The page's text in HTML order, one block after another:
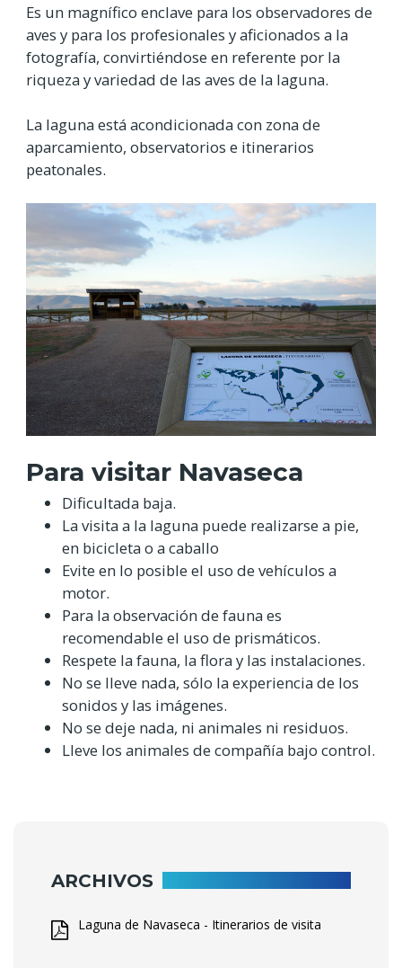
Es un magnífico enclave para los observadores de
aves y para los profesionales y aficionados a la
fotografía, convirtiéndose en referente por la
riqueza y variedad de las aves de la laguna.
La laguna está acondicionada con zona de
aparcamiento, observatorios e itinerarios
peatonales.
Para visitar Navaseca
Dificultada baja.
La visita a la laguna puede realizarse a pie,
en bicicleta o a caballo
Evite en lo posible el uso de vehículos a
motor.
Para la observación de fauna es
recomendable el uso de prismáticos.
Respete la fauna, la flora y las instalaciones.
No se lleve nada, sólo la experiencia de los
sonidos y las imágenes.
No se deje nada, ni animales ni residuos.
Lleve los animales de compañía bajo control.
ARCHIVOS
Laguna de Navaseca - Itinerarios de visita